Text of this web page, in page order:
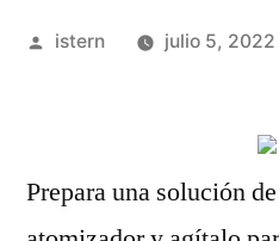
Publicado
istern julio 5, 2022
Prepara una solución